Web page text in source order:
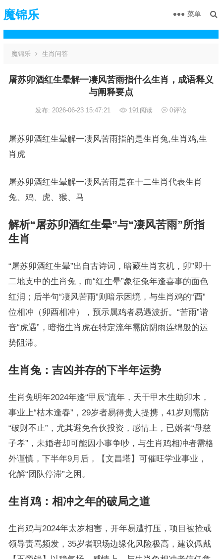
魔锦乐 菜单
魔锦乐 生肖问答
屠苏卯酒红生晕解一凄风苦雨指什么生肖，成语释义
与阐释要点
发布: 2026-06-23 15:47:21 191阅读 0评论
屠苏卯酒红生晕解一凄风苦雨指的是生肖兔,生肖鸡,生
肖虎
屠苏卯酒红生晕解一凄风苦雨是在十二生肖代表生肖
兔、鸡、虎、猴、马
解析“屠苏卯酒红生晕”与“凄风苦雨”所指
生肖
“屠苏卯酒红生晕”出自古诗词，暗藏生肖玄机，卯”即十
二地支中的生肖兔，而“红生晕”象征兔年逢喜事的面色
红润；后半句“凄风苦雨”则暗示困境，与生肖鸡的“酉”
位相冲（卯酉相冲），预示属鸡者易遇波折。“苦雨”谐
音“虎遇”，暗指生肖虎在特定流年需防阴雨连绵般的运
势阻滞。
生肖兔：吉凶并存的下半年运势
生肖兔明年2024年逢“甲辰”流年，天干甲木生助卯木，
事业上“枯木逢春”，29岁者易得贵人提携，41岁则需防
“破财不止”，尤其避免合伙投资，感情上，已婚者“母慈
子孝”，未婚者却可能因小事争吵，与生肖鸡相冲者需格
外谨慎，下半年9月后，【文昌塔】可催旺学业事业，
化解“团队停滞”之困。
生肖鸡：相冲之年的破局之道
生肖鸡与2024年太岁相害，开年易遭打压，项目被抢或
领导责骂频发，35岁者职场边缘化风险极高，建议佩戴